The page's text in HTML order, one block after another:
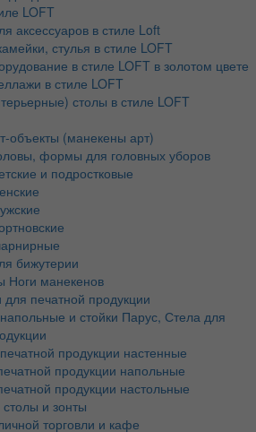
LOFT
аксессуаров в стиле Loft
стулья в стиле LOFT
в стиле LOFT в золотом цвете
в стиле LOFT
столы в стиле LOFT
объекты (манекены арт)
формы для головных уборов
и подростковые
бижутерии
Ноги манекенов
печатной продукции
и стойки Парус, Стела для
продукции настенные
продукции напольные
продукции настольные
и зонты
торговли и кафе